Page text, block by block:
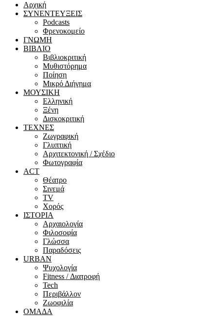
Αρχική
ΣΥΝΕΝΤΕΥΞΕΙΣ
Podcasts
Φρενοκομείο
ΓΝΩΜΗ
ΒΙΒΛΙΟ
Βιβλιοκριτική
Μυθιστόρημα
Ποίηση
Μικρό Διήγημα
ΜΟΥΣΙΚΗ
Ελληνική
Ξένη
Δισκοκριτική
ΤΕΧΝΕΣ
Ζωγραφική
Γλυπτική
Αρχιτεκτονική / Σχέδιο
Φωτογραφία
ACT
Θέατρο
Σινεμά
ΤV
Χορός
ΙΣΤΟΡΙΑ
Αρχαιολογία
Φιλοσοφία
Γλώσσα
Παραδόσεις
URBAN
Ψυχολογία
Fitness / Διατροφή
Tech
Περιβάλλον
Ζωοφιλία
ΟΜΑΔΑ